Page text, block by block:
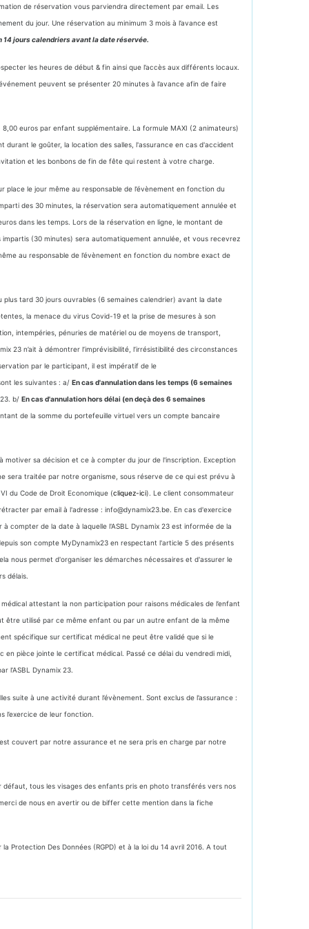
de réservation vous parviendra directement par email. Les
du jour. Une réservation au minimum 3 mois à l’avance est
jours calendriers avant la date réservée.
les heures de début & fin ainsi que l’accès aux différents locaux.
peuvent se présenter 20 minutes à l’avance afin de faire
euros par enfant supplémentaire. La formule MAXI (2 animateurs)
le goûter, la location des salles, l'assurance en cas d'accident
et les bonbons de fin de fête qui restent à votre charge.
le jour même au responsable de l’évènement en fonction du
des 30 minutes, la réservation sera automatiquement annulée et
dans les temps. Lors de la réservation en ligne, le montant de
(30 minutes) sera automatiquement annulée, et vous recevrez
au responsable de l’évènement en fonction du nombre exact de
tard 30 jours ouvrables (6 semaines calendrier) avant la date
la menace du virus Covid-19 et la prise de mesures à son
intempéries, pénuries de matériel ou de moyens de transport,
23 n’ait à démontrer l’imprévisibilité, l’irrésistibilité des circonstances
par le participant, il est impératif de le
les suivantes : a/En cas d'annulation dans les temps (6 semaines
b/En cas d'annulation hors délai (en deçà des 6 semaines
de la somme du portefeuille virtuel vers un compte bancaire
sa décision et ce à compter du jour de l'inscription. Exception
sera traitée par notre organisme, sous réserve de ce qui est prévu à
du Code de Droit Economique (cliquez-ici). Le client consommateur
par email à l'adresse : info@dynamix23.be. En cas d'exercice
compter de la date à laquelle l'ASBL Dynamix 23 est informée de la
son compte MyDynamix23 en respectant l'article 5 des présents
nous permet d'organiser les démarches nécessaires et d'assurer le
délais.
attestant la non participation pour raisons médicales de l’enfant
être utilisé par ce même enfant ou par un autre enfant de la même
spécifique sur certificat médical ne peut être validé que si le
en pièce jointe le certificat médical. Passé ce délai du vendredi midi,
l’ASBL Dynamix 23.
suite à une activité durant l’évènement. Sont exclus de l’assurance :
de leur fonction.
couvert par notre assurance et ne sera pris en charge par notre
défaut, tous les visages des enfants pris en photo transférés vers nos
de nous en avertir ou de biffer cette mention dans la fiche
Protection Des Données (RGPD) et à la loi du 14 avril 2016. A tout